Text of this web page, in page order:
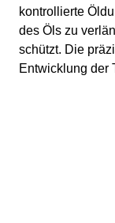
kontrollierte
des Öls zu
schützt. Die
Entwicklung der